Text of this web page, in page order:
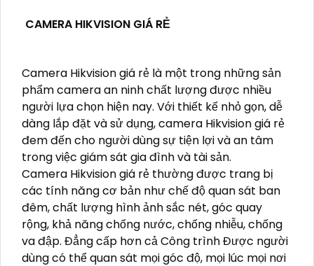
CAMERA HIKVISION GIÁ RẺ
Camera Hikvision giá rẻ là một trong những sản
phẩm camera an ninh chất lượng được nhiều
người lựa chọn hiện nay. Với thiết kế nhỏ gọn, dễ
dàng lắp đặt và sử dụng, camera Hikvision giá rẻ
đem đến cho người dùng sự tiện lợi và an tâm
trong việc giám sát gia đình và tài sản.
Camera Hikvision giá rẻ thường được trang bị
các tính năng cơ bản như chế độ quan sát ban
đêm, chất lượng hình ảnh sắc nét, góc quay
rộng, khả năng chống nước, chống nhiễu, chống
va đập. Đẳng cấp hơn cả Công trình Được người
dùng có thể quan sát mọi góc độ, mọi lúc mọi nơi